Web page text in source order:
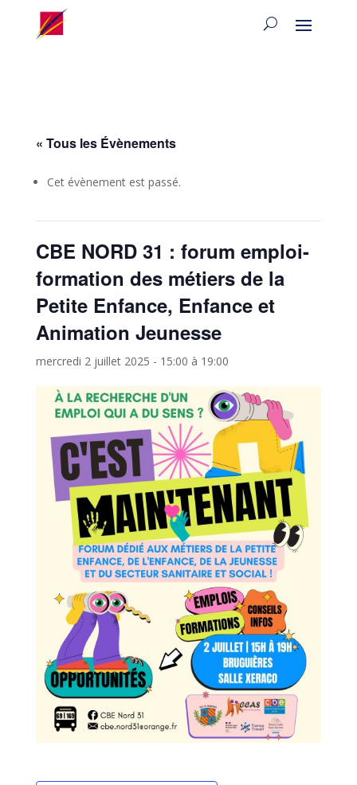
« Tous les Évènements
Cet évènement est passé.
CBE NORD 31 : forum emploi-
formation des métiers de la
Petite Enfance, Enfance et
Animation Jeunesse
mercredi 2 juillet 2025 - 15:00 à 19:00